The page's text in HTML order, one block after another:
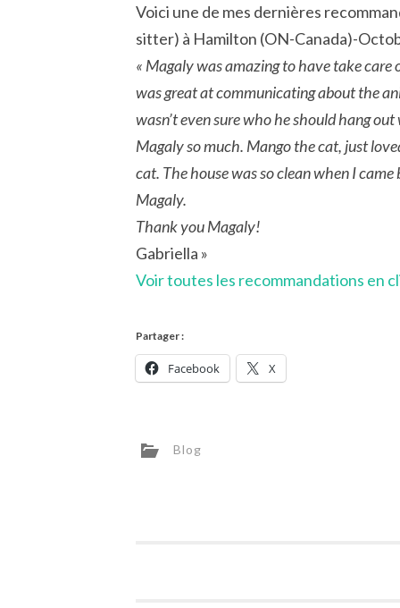
Voici une de mes dernières
sitter) à Hamilton (ON-Canada)-
« Magaly was amazing to have take care
was great at communicating about the
wasn’t even sure who he should hang
Magaly so much. Mango the cat, just
cat. The house was so clean when I
Magaly.
Thank you Magaly!
Gabriella »
Voir toutes les recommandations en
Partager :
Facebook X
Blog